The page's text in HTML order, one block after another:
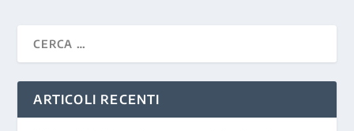
ARTICOLI RECENTI